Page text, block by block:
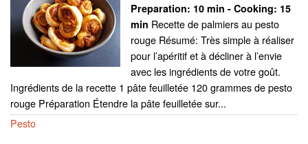
Preparation: 10 min - Cooking: 15
min Recette de palmiers au pesto
rouge Résumé: Très simple à réaliser
pour l’apéritif et à décliner à l’envie
avec les ingrédients de votre goût.
Ingrédients de la recette 1 pâte feuilletée 120 grammes de pesto
rouge Préparation Étendre la pâte feuilletée sur...
Pesto